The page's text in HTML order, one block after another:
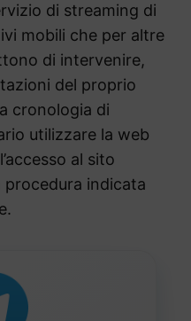
di streaming di
mobili che per altre
di intervenire,
del proprio
cronologia di
utilizzare la web
al sito
procedura indicata